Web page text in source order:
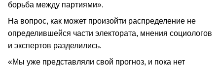
борьба между партиями».
На вопрос, как может произойти распределение не
определившейся части электората, мнения социологов
и экспертов разделились.
«Мы уже представляли свой прогноз, и пока нет